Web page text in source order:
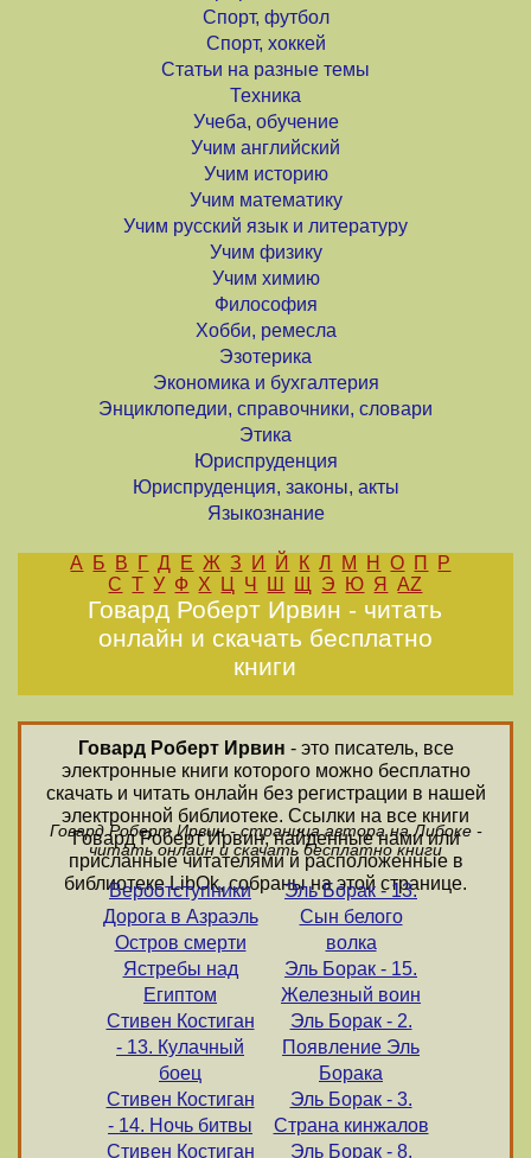
Спорт, футбол
Спорт, хоккей
Статьи на разные темы
Техника
Учеба, обучение
Учим английский
Учим историю
Учим математику
Учим русский язык и литературу
Учим физику
Учим химию
Философия
Хобби, ремесла
Эзотерика
Экономика и бухгалтерия
Энциклопедии, справочники, словари
Этика
Юриспруденция
Юриспруденция, законы, акты
Языкознание
А Б В Г Д Е Ж З И Й К Л М Н О П
Р
С Т У Ф Х Ц Ч Ш Щ Э Ю Я AZ
Говард Роберт Ирвин - читать
онлайн и скачать бесплатно
книги
Говард Роберт Ирвин - это писатель, все
электронные книги которого можно бесплатно
скачать и читать онлайн без регистрации в нашей
электронной библиотеке. Ссылки на все книги
Говард Роберт Ирвин, найденные нами или
присланные читателями и расположенные в
библиотеке LibOk, собраны на этой странице.
Говард Роберт Ирвин - страница автора на Либоке -
читать онлайн и скачать бесплатно книги
Вероотступники
Дорога в Азраэль
Остров смерти
Ястребы над
Египтом
Стивен Костиган
- 13. Кулачный
боец
Стивен Костиган
- 14. Ночь битвы
Стивен Костиган
Эль Борак - 13.
Сын белого
волка
Эль Борак - 15.
Железный воин
Эль Борак - 2.
Появление Эль
Борака
Эль Борак - 3.
Страна кинжалов
Эль Борак - 8.